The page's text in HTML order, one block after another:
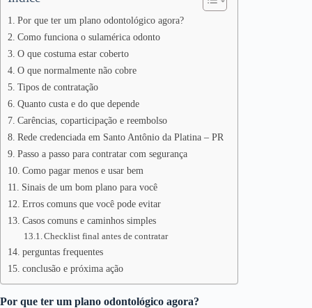
Por que ter um plano odontológico agora?
Como funciona o sulamérica odonto
O que costuma estar coberto
O que normalmente não cobre
Tipos de contratação
Quanto custa e do que depende
Carências, coparticipação e reembolso
Rede credenciada em Santo Antônio da Platina – PR
Passo a passo para contratar com segurança
Como pagar menos e usar bem
Sinais de um bom plano para você
Erros comuns que você pode evitar
Casos comuns e caminhos simples
Checklist final antes de contratar
perguntas frequentes
conclusão e próxima ação
Por que ter um plano odontológico agora?